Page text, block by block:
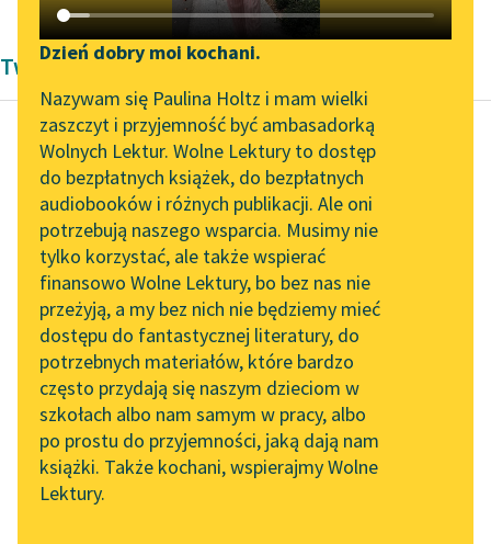
Katalog DAISY
Podkasty o książkach
Zgłoś brak utworu
Aktualności
„Prokurator Alicja Horn”
do słuchania
Byliśmy częścią AI Impact
Lab
Zapraszamy na spotkanie
online z tłumaczkami
literatury skandynawskiej
Spotkanie z Katarzyną
Tunkiel w Oslo
102. lata temu zmarł
Joseph Conrad
Narzędzia
Mapa Wolnych Lektur
Leśmianator
Przewodnik dla piszących i
czytających
API
OAI-PMH
Widget Wolnych Lektur
Przypisy
Dzień dobry moi kochani.
Nazywam się Paulina Holtz i mam wielki
zaszczyt i przyjemność być ambasadorką
Wolnych Lektur. Wolne Lektury to dostęp
do bezpłatnych książek, do bezpłatnych
audiobooków i różnych publikacji. Ale oni
potrzebują naszego wsparcia. Musimy nie
tylko korzystać, ale także wspierać
finansowo Wolne Lektury, bo bez nas nie
przeżyją, a my bez nich nie będziemy mieć
dostępu do fantastycznej literatury, do
potrzebnych materiałów, które bardzo
często przydają się naszym dzieciom w
szkołach albo nam samym w pracy, albo
po prostu do przyjemności, jaką dają nam
książki. Także kochani, wspierajmy Wolne
Lektury.
Twórczość Bolesław Prus
Bolesław Prus
Lalka, tom drugi
Wówczas w głębi
mroku, nazywającego
się naturą, ukazywały
się przed nim jakby
dwie gwiazdy. Jedna...
Czytaj więcej